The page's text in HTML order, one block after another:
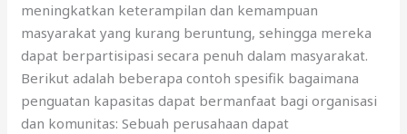
meningkatkan keterampilan dan kemampuan
masyarakat yang kurang beruntung, sehingga mereka
dapat berpartisipasi secara penuh dalam masyarakat.
Berikut adalah beberapa contoh spesifik bagaimana
penguatan kapasitas dapat bermanfaat bagi organisasi
dan komunitas: Sebuah perusahaan dapat